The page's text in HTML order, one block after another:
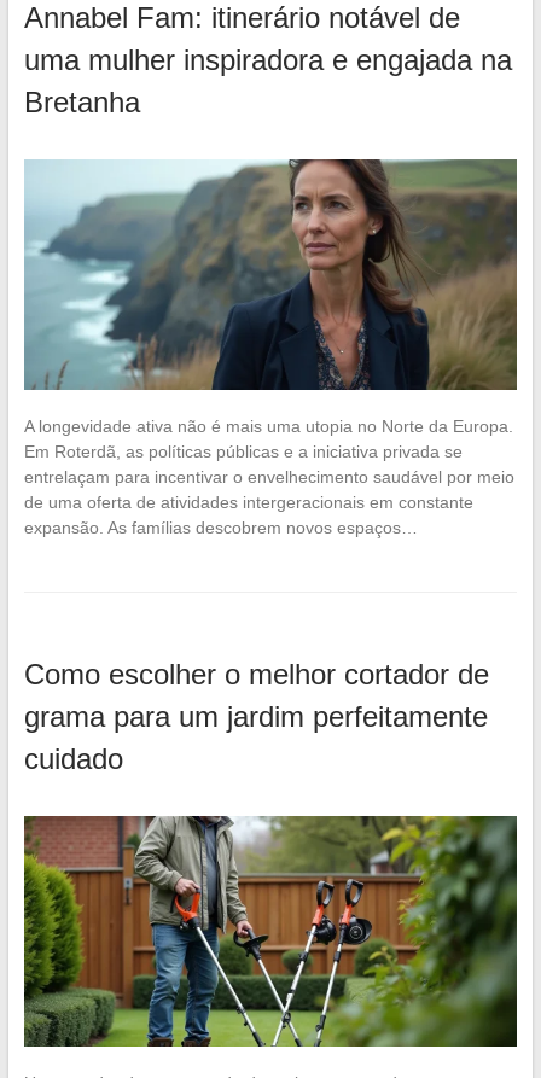
Annabel Fam: itinerário notável de
uma mulher inspiradora e engajada na
Bretanha
A longevidade ativa não é mais uma utopia no Norte da Europa.
Em Roterdã, as políticas públicas e a iniciativa privada se
entrelaçam para incentivar o envelhecimento saudável por meio
de uma oferta de atividades intergeracionais em constante
expansão. As famílias descobrem novos espaços…
Como escolher o melhor cortador de
grama para um jardim perfeitamente
cuidado